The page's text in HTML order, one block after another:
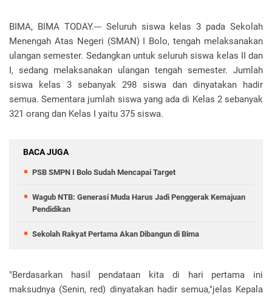
BIMA, BIMA TODAY.--- Seluruh siswa kelas 3 pada Sekolah
Menengah Atas Negeri (SMAN) I Bolo, tengah melaksanakan
ulangan semester. Sedangkan untuk seluruh siswa kelas II dan
I, sedang melaksanakan ulangan tengah semester. Jumlah
siswa kelas 3 sebanyak 298 siswa dan dinyatakan hadir
semua. Sementara jumlah siswa yang ada di Kelas 2 sebanyak
321 orang dan Kelas I yaitu 375 siswa.
BACA JUGA
PSB SMPN I Bolo Sudah Mencapai Target
Wagub NTB: Generasi Muda Harus Jadi Penggerak Kemajuan
Pendidikan
Sekolah Rakyat Pertama Akan Dibangun di Bima
"Berdasarkan hasil pendataan kita di hari pertama ini
maksudnya (Senin, red) dinyatakan hadir semua,"jelas Kepala